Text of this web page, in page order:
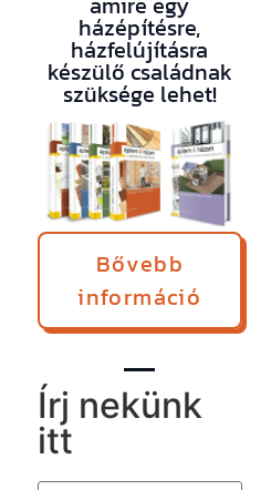
házépítésre,
házfelújításra
készülő családnak
szüksége lehet!
Bővebb
információ
Írj nekünk
itt